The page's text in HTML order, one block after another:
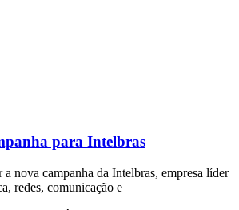
para Intelbras
nova campanha da Intelbras, empresa líder
redes, comunicação e